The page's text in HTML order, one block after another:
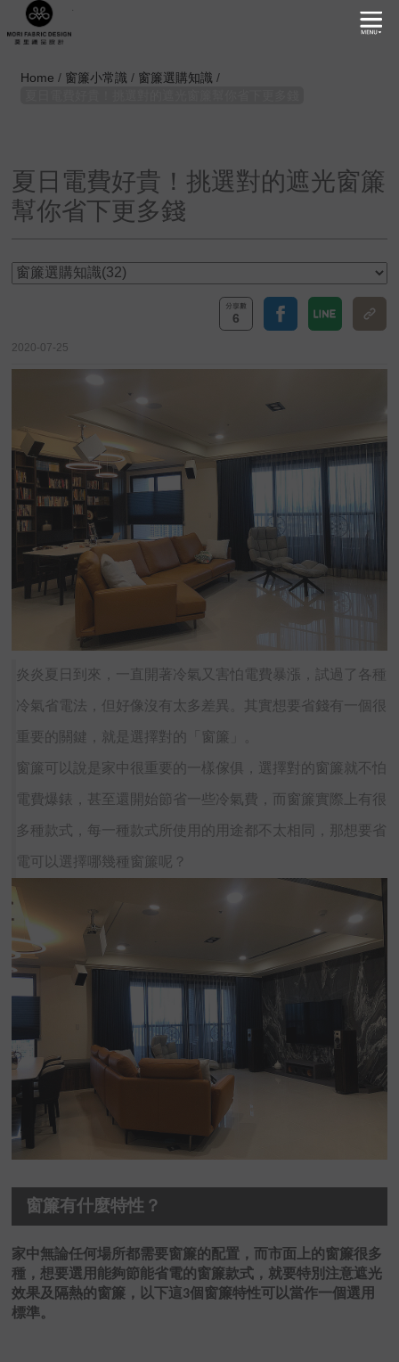
.
Home / 窗簾小常識 / 窗簾選購知識 /
夏日電費好貴！挑選對的遮光窗簾
幫你省下更多錢
6
2020-07-25
炎炎夏日到來，一直開著冷氣又害怕電費暴漲，試過了各種
冷氣省電法，但好像沒有太多差異。其實想要省錢有一個很
重要的關鍵，就是選擇對的「窗簾」。
窗簾可以說是家中很重要的一樣傢俱，選擇對的窗簾就不怕
電費爆錶，甚至還開始節省一些冷氣費，而窗簾實際上有很
多種款式，每一種款式所使用的用途都不太相同，那想要省
電可以選擇哪幾種窗簾呢？
窗簾有什麼特性？
家中無論任何場所都需要窗簾的配置，而市面上的窗簾很多
種，想要選用能夠節能省電的窗簾款式，就要特別注意遮光
效果及隔熱的窗簾，以下這3個窗簾特性可以當作一個選用
標準。